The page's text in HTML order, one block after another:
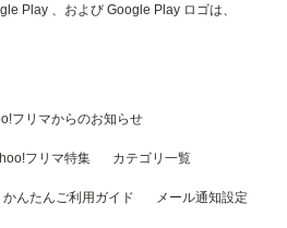
Play 、および Google Play ロゴは、
フリマからのお知らせ
フリマ特集 カテゴリ一覧
かんたんご利用ガイド メール通知設定